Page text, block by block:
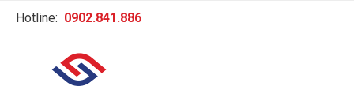
Hotline: 0902.841.886